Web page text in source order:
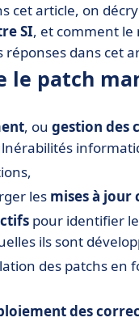
pour le patch
patch
cet article, on
SI, et comment
réponses dans cet
le patch
, ou gestion des
les mises à jour
pour identifier
ils sont
des patchs en
des